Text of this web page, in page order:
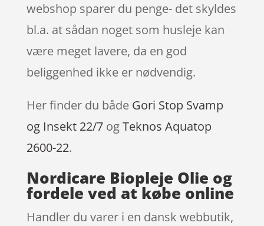
webshop sparer du penge- det skyldes
bl.a. at sådan noget som husleje kan
være meget lavere, da en god
beliggenhed ikke er nødvendig.
Her finder du både Gori Stop Svamp
og Insekt 22/7ogTeknos Aquatop
2600-22.
Nordicare Biopleje Olie og
fordele ved at købe online
Handler du varer i en dansk webbutik,